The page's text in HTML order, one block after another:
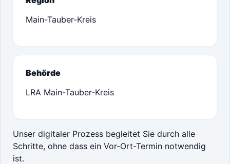
Main-Tauber-Kreis
Behörde
LRA Main-Tauber-Kreis
Unser digitaler Prozess begleitet Sie durch alle
Schritte, ohne dass ein Vor-Ort-Termin notwendig
ist.